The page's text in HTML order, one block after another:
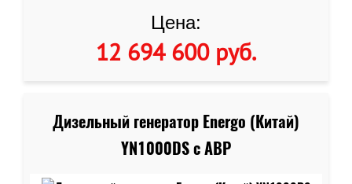
Цена:
12 694 600 руб.
Дизельный генератор Energo (Китай)
YN1000DS c АВР